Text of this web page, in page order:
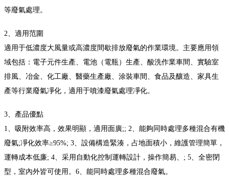
等廢氣處理。
2、適用范圍
適用于低濃度大風量或高濃度間歇排放廢氣的作業環境。主要應用領
域包括： 電子元件生產、電池（電瓶）生產、酸洗作業車間、實驗室
排風、冶金、化工 廠、醫藥生產廠、涂裝車間、食品及釀造、家具生
產等行業廢氣凈化， 適用于噴漆廢氣處理凈化。
3、產品優點
1、吸附效率高，效果明顯，適用面廣;; 2、能夠同時處理多種混合有機
廢氣;凈化效率≥95%; 3、設備構造緊湊，占地面積小，維護管理簡單，
運轉成本低廉; 4、采用自動化控制運轉設計，操作簡易、; 5、全密閉
型，室內外皆可使 用。6、能同時處理多種混合廢氣。